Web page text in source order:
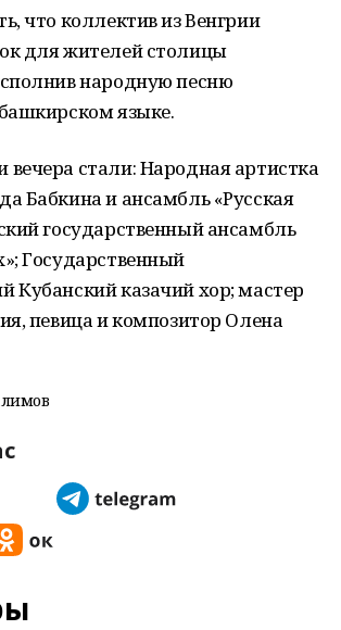
что коллектив из Венгрии
для жителей столицы
народную песню
языке.
стали: Народная артистка
Бабкина и ансамбль «Русская
государственный ансамбль
Государственный
Кубанский казачий хор; мастер
певица и композитор Олена